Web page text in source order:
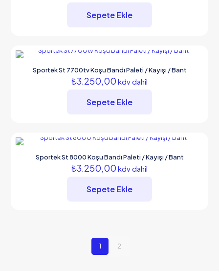
Sepete Ekle
Sportek St 7700tv Koşu Bandı Paleti / Kayışı / Bant
₺3.250,00 kdv dahil
Sepete Ekle
Sportek St 8000 Koşu Bandı Paleti / Kayışı / Bant
₺3.250,00 kdv dahil
Sepete Ekle
1 2